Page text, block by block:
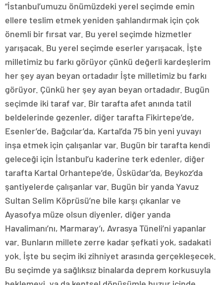
“İstanbul’umuzu önümüzdeki yerel seçimde emin
ellere teslim etmek yeniden şahlandırmak için çok
önemli bir fırsat var. Bu yerel seçimde hizmetler
yarışacak. Bu yerel seçimde eserler yarışacak. İşte
milletimiz bu farkı görüyor çünkü değerli kardeşlerim
her şey ayan beyan ortadadır İşte milletimiz bu farkı
görüyor. Çünkü her şey ayan beyan ortadadır. Bugün
seçimde iki taraf var. Bir tarafta afet anında tatil
beldelerinde gezenler, diğer tarafta Fikirtepe’de,
Esenler’de, Bağcılar’da, Kartal’da 75 bin yeni yuvayı
inşa etmek için çalışanlar var. Bugün bir tarafta kendi
geleceği için İstanbul’u kaderine terk edenler, diğer
tarafta Kartal Orhantepe’de, Üsküdar’da, Beykoz’da
şantiyelerde çalışanlar var. Bugün bir yanda Yavuz
Sultan Selim Köprüsü’ne bile karşı çıkanlar ve
Ayasofya müze olsun diyenler, diğer yanda
Havalimanı’nı, Marmaray’ı, Avrasya Tüneli’ni yapanlar
var. Bunların millete zerre kadar şefkati yok, sadakati
yok. İşte bu seçim iki zihniyet arasında gerçekleşecek.
Bu seçimde ya sağlıksız binalarda deprem korkusuyla